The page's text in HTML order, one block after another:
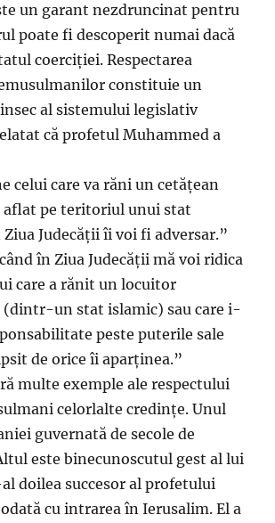
un garant nezdruncinat pentru
poate fi descoperit numai dacă
coerciției. Respectarea
constituie un
al sistemului legislativ
că profetul Muhammed a
celui care va răni un cetățean
aflat pe teritoriul unui stat
Judecății îi voi fi adversar.”
în Ziua Judecății mă voi ridica
care a rănit un locuitor
(dintr-un stat islamic) sau care i-
peste puterile sale
de orice îi aparținea.”
multe exemple ale respectului
celorlalte credințe. Unul
guvernată de secole de
este binecunoscutul gest al lui
doilea succesor al profetului
cu intrarea în Ierusalim. El a